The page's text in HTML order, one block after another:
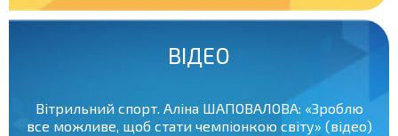
ВІДЕО
Вітрильний спорт. Аліна ШАПОВАЛОВА: «Зроблю
все можливе, щоб стати чемпіонкою світу» (відео)